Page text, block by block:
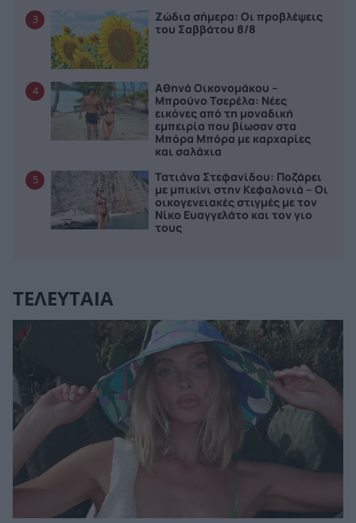
3
Ζώδια σήμερα: Οι προβλέψεις
του Σαββάτου 8/8
4
Αθηνά Οικονομάκου –
Μπρούνο Τσερέλα: Νέες
εικόνες από τη μοναδική
εμπειρία που βίωσαν στα
Μπόρα Μπόρα με καρχαρίες
και σαλάχια
5
Τατιάνα Στεφανίδου: Ποζάρει
με μπικίνι στην Κεφαλονιά – Οι
οικογενειακές στιγμές με τον
Νίκο Ευαγγελάτο και τον γιο
τους
ΤΕΛΕΥΤΑΙΑ